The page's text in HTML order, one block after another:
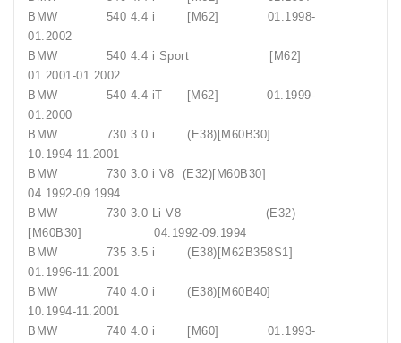
BMW 540 4.4 i [M62] 01.1998-
01.2002
BMW 540 4.4 i Sport [M62]
01.2001-01.2002
BMW 540 4.4 iT [M62] 01.1999-
01.2000
BMW 730 3.0 i (E38)[M60B30]
10.1994-11.2001
BMW 730 3.0 i V8 (E32)[M60B30]
04.1992-09.1994
BMW 730 3.0 Li V8 (E32)
[M60B30] 04.1992-09.1994
BMW 735 3.5 i (E38)[M62B358S1]
01.1996-11.2001
BMW 740 4.0 i (E38)[M60B40]
10.1994-11.2001
BMW 740 4.0 i [M60] 01.1993-